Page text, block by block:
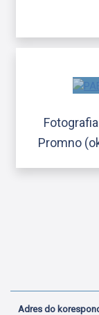
Promno
Adres do